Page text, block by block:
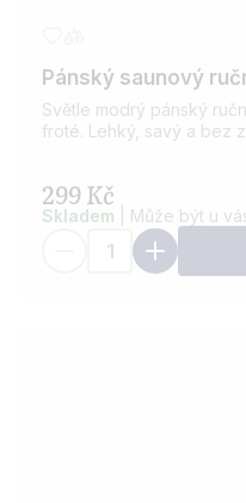
Pánský saunový
Světle modrý pánský
froté. Lehký, savý a bez
299 Kč
Skladem
| Může být u